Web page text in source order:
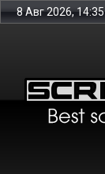
8 Авг 2026, 14:35